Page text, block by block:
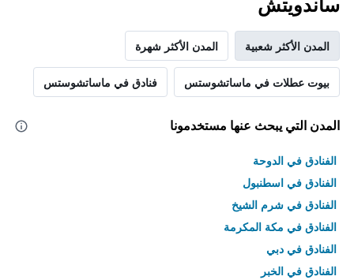
ساندويتش
المدن الأكثر شعبية المدن الأكثر شهرة
بيوت عطلات في ماساتشوستس فنادق في ماساتشوستس
المدن التي يبحث عنها مستخدمونا
الفنادق في الدوحة
الفنادق في اسطنبول
الفنادق في شرم الشيخ
الفنادق في مكة المكرمة
الفنادق في دبي
الفنادق في الخبر